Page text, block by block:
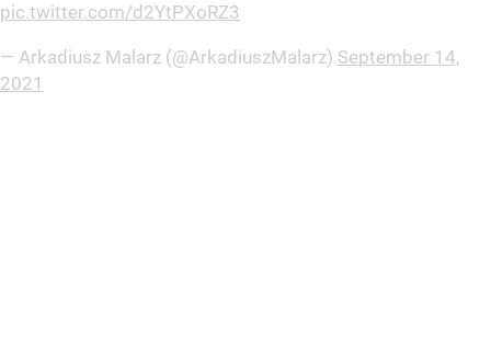
pic.twitter.com/d2YtPXoRZ3
— Arkadiusz Malarz (@ArkadiuszMalarz) September 14,
2021